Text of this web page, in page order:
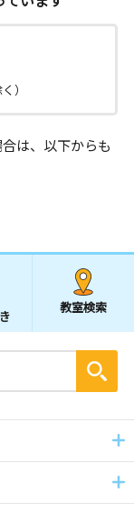
）
は、以下からも
教室検索